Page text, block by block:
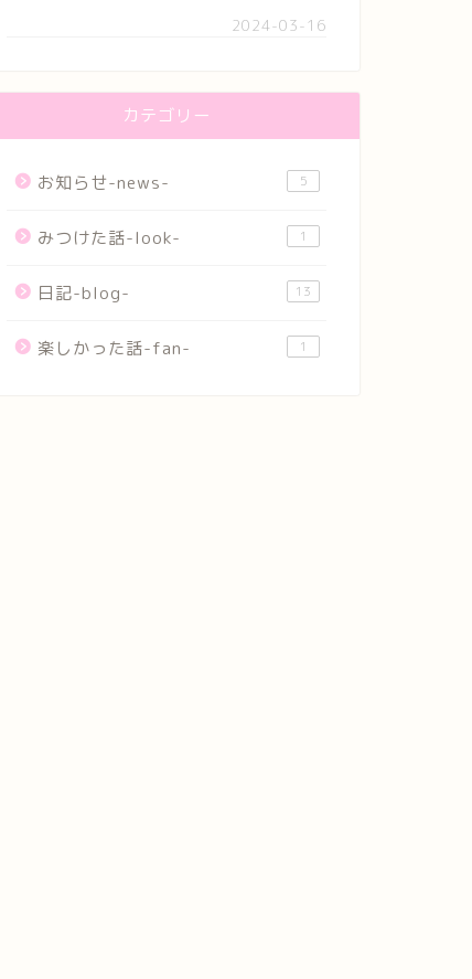
2024-03-16
カテゴリー
お知らせ-news- 5
みつけた話-look- 1
日記-blog- 13
楽しかった話-fan- 1